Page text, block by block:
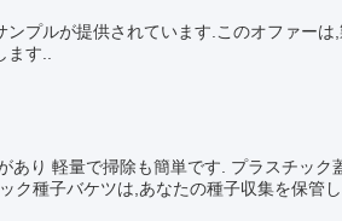
プルが提供されています.このオファーは
す..
あり 軽量で掃除も簡単です. プラスチック
ク種子バケツは,あなたの種子収集を保管